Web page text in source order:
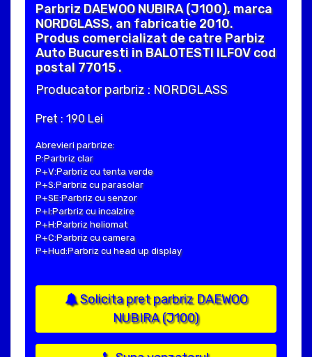
Parbriz DAEWOO NUBIRA (J100), marca
NORDGLASS, an fabricatie 2010.
Produs comercializat de catre Parbiz
Auto Bucuresti in BALOTESTI ILFOV cod
postal 77015 .
Producator parbriz : NORDGLASS
Pret : 190 Lei
Abrevieri parbrize:
P:Parbriz clar
P+V:Parbriz cu tenta verde
P+S:Parbriz cu parasolar
P+SE:Parbriz cu senzor
P+I:Parbriz cu incalzire
P+H:Parbriz heliomat
P+C:Parbriz cu camera
P+Hud:Parbriz cu head up display
Solicita pret parbriz DAEWOO
NUBIRA (J100)